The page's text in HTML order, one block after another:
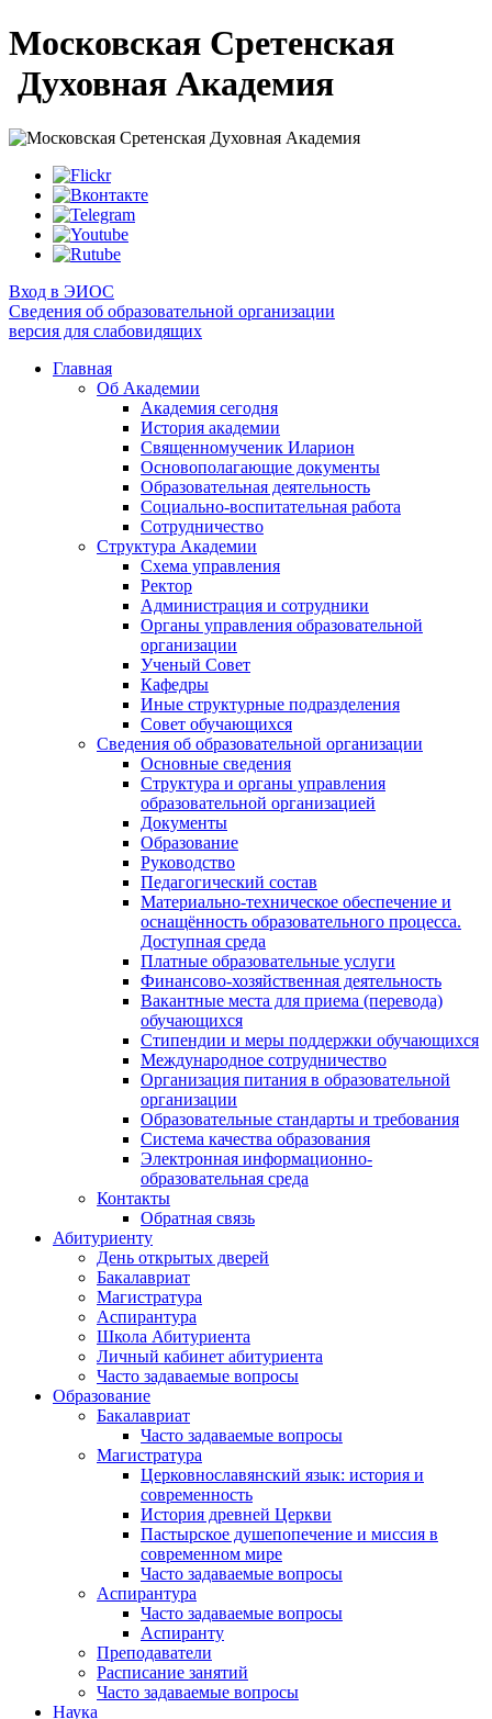
Московская Сретенская
Духовная Академия
Вход в ЭИОС
Сведения об образовательной организации
версия для слабовидящих
Главная
Об Академии
Академия сегодня
История академии
Священномученик Иларион
Основополагающие документы
Образовательная деятельность
Социально-воспитательная работа
Сотрудничество
Структура Академии
Схема управления
Ректор
Администрация и сотрудники
Органы управления образовательной
организации
Ученый Совет
Кафедры
Иные структурные подразделения
Совет обучающихся
Сведения об образовательной организации
Основные сведения
Структура и органы управления
образовательной организацией
Документы
Образование
Руководство
Педагогический состав
Материально-техническое обеспечение и
оснащённость образовательного процесса.
Доступная среда
Платные образовательные услуги
Финансово-хозяйственная деятельность
Вакантные места для приема (перевода)
обучающихся
Стипендии и меры поддержки обучающихся
Международное сотрудничество
Организация питания в образовательной
организации
Образовательные стандарты и требования
Система качества образования
Электронная информационно-
образовательная среда
Контакты
Обратная связь
Абитуриенту
День открытых дверей
Бакалавриат
Магистратура
Аспирантура
Школа Абитуриента
Личный кабинет абитуриента
Часто задаваемые вопросы
Образование
Бакалавриат
Часто задаваемые вопросы
Магистратура
Церковнославянский язык: история и
современность
История древней Церкви
Пастырское душепопечение и миссия в
современном мире
Часто задаваемые вопросы
Аспирантура
Часто задаваемые вопросы
Аспиранту
Преподаватели
Расписание занятий
Часто задаваемые вопросы
Наука